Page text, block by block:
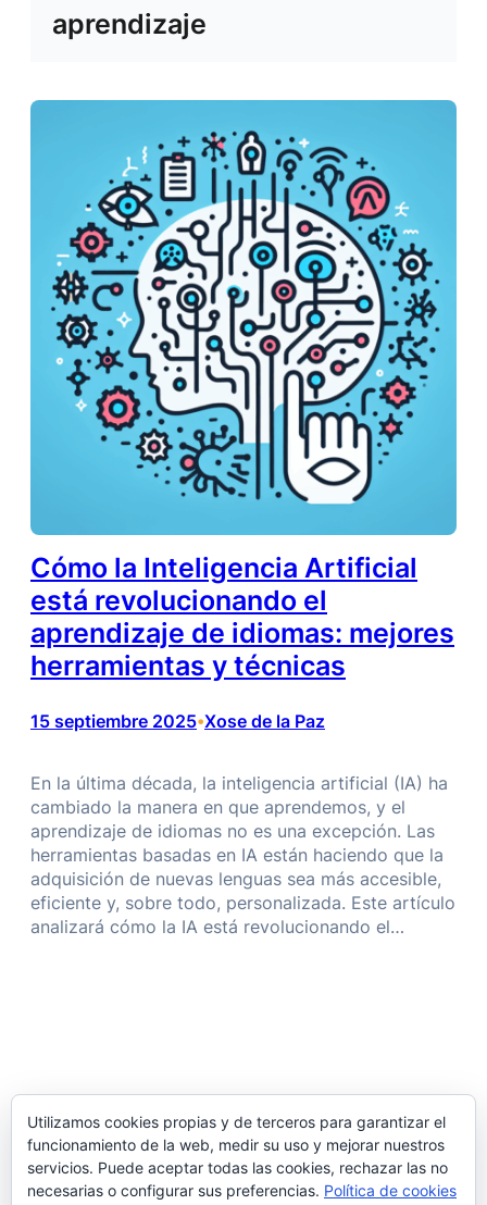
aprendizaje
Cómo la Inteligencia Artificial
está revolucionando el
aprendizaje de idiomas: mejores
herramientas y técnicas
15 septiembre 2025•Xose de la Paz
En la última década, la inteligencia artificial (IA) ha
cambiado la manera en que aprendemos, y el
aprendizaje de idiomas no es una excepción. Las
herramientas basadas en IA están haciendo que la
adquisición de nuevas lenguas sea más accesible,
eficiente y, sobre todo, personalizada. Este artículo
analizará cómo la IA está revolucionando el…
Ver mi IP
Utilizamos cookies propias y de terceros para garantizar el
funcionamiento de la web, medir su uso y mejorar nuestros
servicios. Puede aceptar todas las cookies, rechazar las no
necesarias o configurar sus preferencias. Política de cookies